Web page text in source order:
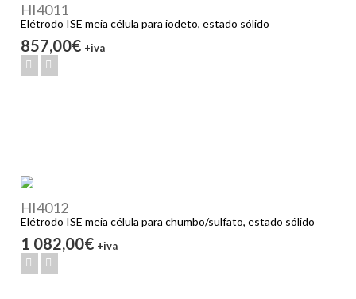
HI4011
Elétrodo ISE meia célula para iodeto, estado sólido
857,00€ +iva
HI4012
Elétrodo ISE meia célula para chumbo/sulfato, estado sólido
1 082,00€ +iva